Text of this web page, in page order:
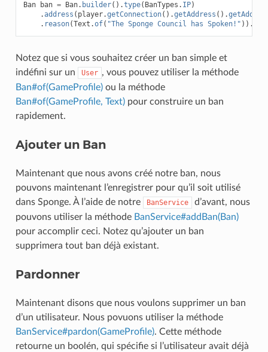
Ban ban = Ban. builder().type( BanTypes . IP)
.address ( player.getConnection().getAddress ().
. reason(Text .of( "The Sponge Council has Spoken!" )).
Notez que si vous souhaitez créer un ban simple et
indéfini sur un
User , vous pouvez utiliser la méthode
Ban#of(GameProfile)ou la méthode
Ban#of(GameProfile, Text)pour construire un ban
rapidement.
Ajouter un Ban
Maintenant que nous avons créé notre ban, nous
pouvons maintenant l’enregistrer pour qu’il soit utilisé
dans Sponge. À l’aide de notre
BanService
d’avant, nous
pouvons utiliser la méthode BanService#addBan(Ban)
pour accomplir ceci. Notez qu’ajouter un ban
supprimera tout ban déjà existant.
Pardonner
Maintenant disons que nous voulons supprimer un ban
d’un utilisateur. Nous povuons utiliser la méthode
BanService#pardon(GameProfile). Cette méthode
retourne un boolén, qui spécifie si l’utilisateur avait déjà